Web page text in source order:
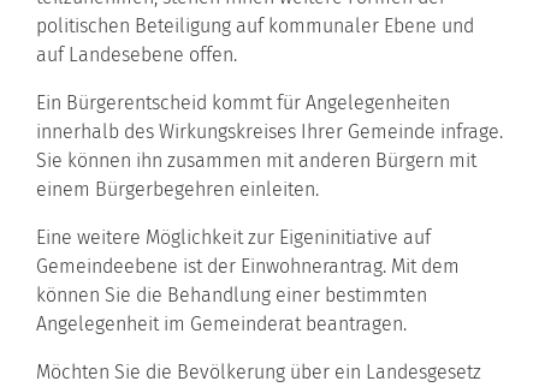
politischen Beteiligung auf kommunaler Ebene und
auf Landesebene offen.
Ein Bürgerentscheid kommt für Angelegenheiten
innerhalb des Wirkungskreises Ihrer Gemeinde infrage.
Sie können ihn zusammen mit anderen Bürgern mit
einem Bürgerbegehren einleiten.
Eine weitere Möglichkeit zur Eigeninitiative auf
Gemeindeebene ist der Einwohnerantrag. Mit dem
können Sie die Behandlung einer bestimmten
Angelegenheit im Gemeinderat beantragen.
Möchten Sie die Bevölkerung über ein Landesgesetz